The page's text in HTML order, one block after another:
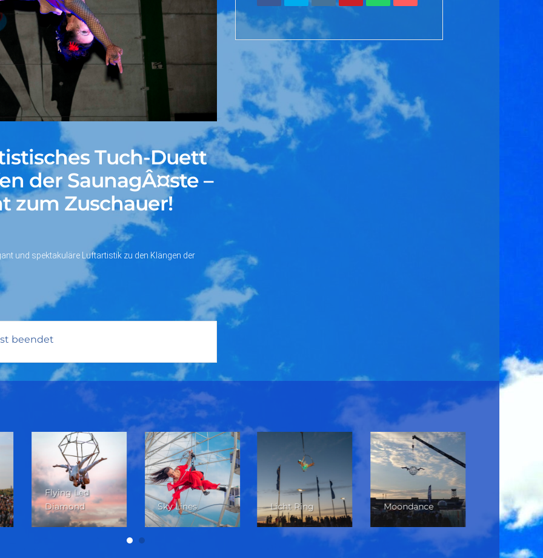
Tuch-Duett
der SaunagÂ¤ste –
zum Zuschauer!
und spektakuläre Luftartistik zu den Klängen der
beendet
Flying Led
Diamond
Sky Lines Licht Ring Moondance Walldance